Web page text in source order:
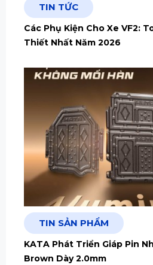
TIN TỨC
Các Phụ Kiện Cho Xe VF2:
Thiết Nhất Năm 2026
TIN SẢN PHẨM
KATA Phát Triển Giáp Pin
Brown Dày 2.0mm